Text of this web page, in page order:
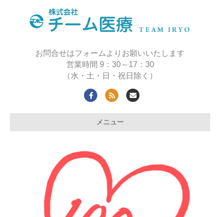
お問合せはフォームよりお願いいたします
営業時間 9：30～17：30
（水・土・日・祝日除く）
F
b
R
s
E
メニュー